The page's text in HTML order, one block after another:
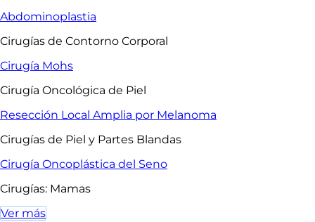
Abdominoplastia
Cirugías de Contorno Corporal
Cirugía Mohs
Cirugía Oncológica de Piel
Resección Local Amplia por Melanoma
Cirugías de Piel y Partes Blandas
Cirugía Oncoplástica del Seno
Cirugías: Mamas
Ver más